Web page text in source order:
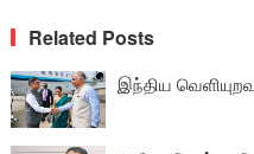
Related Posts
இந்திய